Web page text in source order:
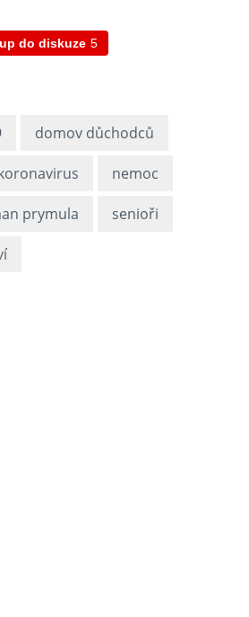
do diskuze 5
domov důchodců
nemoc
prymula senioři